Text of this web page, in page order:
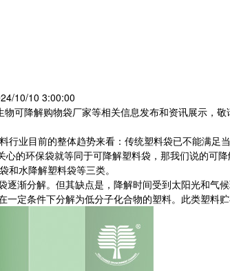
10/10 3:00:00
可降解购物袋厂家等相关信息发布和资讯展示，敬
业目前的整体趋势来看：传统塑料袋已不能满足
的环保袋就等同于可降解塑料袋，那我们说的可
水降解塑料袋等三类。
渐分解。但其缺点是，降解时间受到太阳光和气候
定条件下分解为低分子化合物的塑料。此类塑料贮